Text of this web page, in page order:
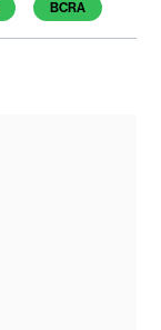
BCRA